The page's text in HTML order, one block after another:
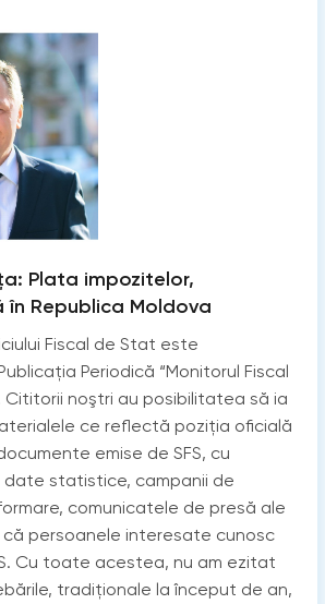
Plata impozitelor,
Republica Moldova
Fiscal de Stat este
Periodică “Monitorul Fiscal
Cititorii noştri au posibilitatea să ia
ce reflectă poziţia oficială
emise de SFS, cu
statistice, campanii de
comunicatele de presă ale
persoanele interesate cunosc
Cu toate acestea, nu am ezitat
tradiţionale la început de an,